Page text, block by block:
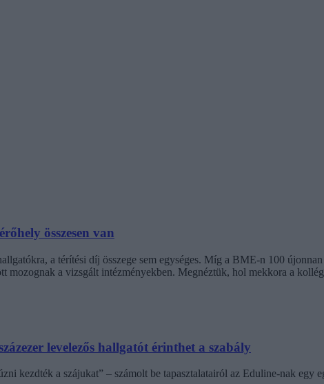
összesen van
a térítési díj összege sem egységes. Míg a BME-n 100
a vizsgált intézményekben. Megnéztük, hol mekkora a
levelezős hallgatót érinthet a szabály
kezdték a szájukat” – számolt be tapasztalatairól az Eduline-nak egy